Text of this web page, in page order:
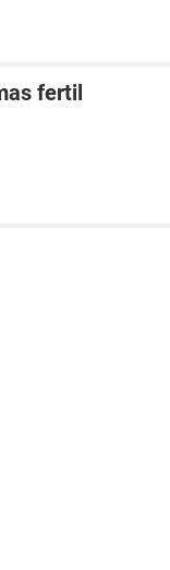
fertil